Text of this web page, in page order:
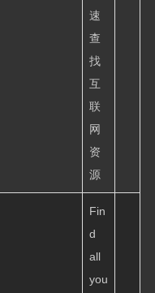
速
查
找
互
联
网
资
源
Fin
d
all
you